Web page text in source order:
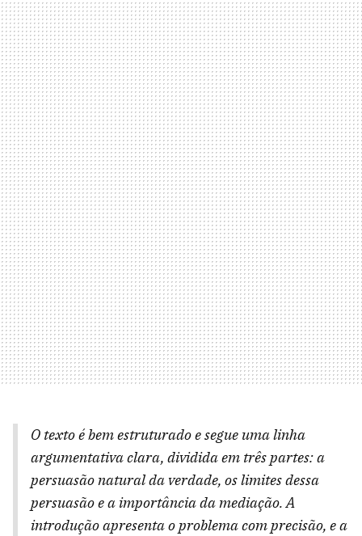
O texto é bem estruturado e segue uma linha
argumentativa clara, dividida em três partes: a
persuasão natural da verdade, os limites dessa
persuasão e a importância da mediação. A
introdução apresenta o problema com precisão, e a